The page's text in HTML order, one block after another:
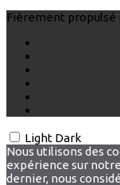
Fièrement propulsé
Light Dark
Nous utilisons des
expérience sur
dernier, nous